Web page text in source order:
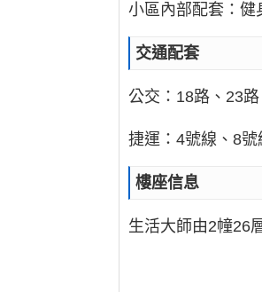
小區內部配套：健
交通配套
公交：18路、23
捷運：4號線、8
樓座信息
生活大師由2幢26